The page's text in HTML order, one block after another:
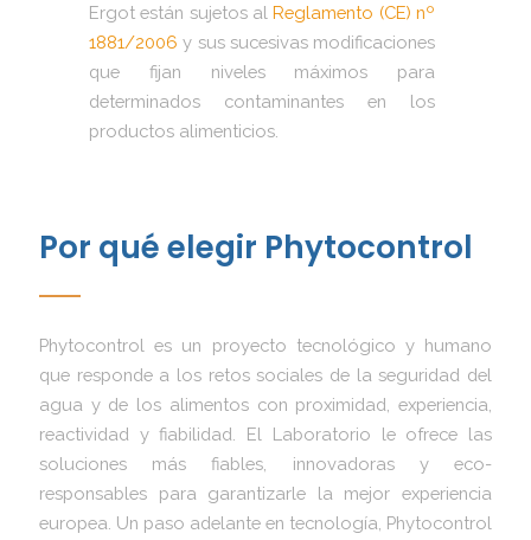
Ergot están sujetos alReglamento (CE) nº
1881/2006 y sus sucesivas modificaciones
que fijan niveles máximos para
determinados contaminantes en los
productos alimenticios.
Por qué elegir Phytocontrol
Phytocontrol es un proyecto tecnológico y humano
que responde a los retos sociales de la seguridad del
agua y de los alimentos con proximidad, experiencia,
reactividad y fiabilidad. El Laboratorio le ofrece las
soluciones más fiables, innovadoras y eco-
responsables para garantizarle la mejor experiencia
europea. Un paso adelante en tecnología, Phytocontrol